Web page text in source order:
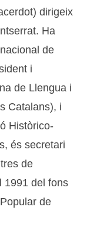
dirigeix
Ha
de
i
de Llengua i
Catalans), i
Històrico-
és secretari
de
1991 del fons
de